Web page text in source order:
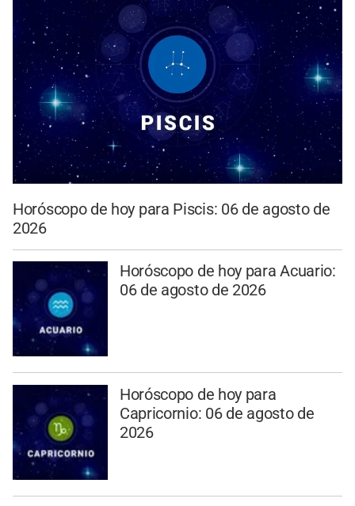
Horóscopo de hoy para Piscis: 06 de agosto de
2026
Horóscopo de hoy para Acuario:
06 de agosto de 2026
Horóscopo de hoy para
Capricornio: 06 de agosto de
2026